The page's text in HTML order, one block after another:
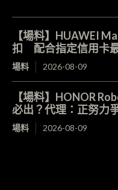
【場料】HUAWEI
扣 配合指定信用卡
場料 2026-08-09
【場料】HONOR
必出？代理：正努力
場料 2026-08-09